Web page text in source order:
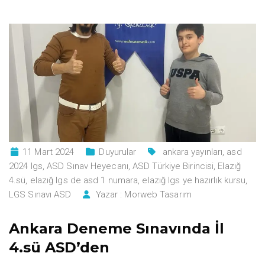
11 Mart 2024 Duyurular ankara yayınları, asd
2024 lgs,ASD Sınav Heyecanı,ASD Türkiye Birincisi, Elazığ
4.sü, elazığ lgs de asd 1 numara, elazığ lgs ye hazırlık kursu,
LGS Sınavı ASD
Yazar : Morweb Tasarım
Ankara Deneme Sınavında İl
4.sü ASD’den